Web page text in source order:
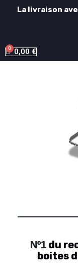
La livraison
0,00 €
Nº1du
boites